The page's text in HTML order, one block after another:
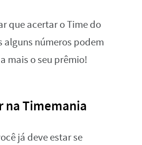
que acertar o Time do
alguns números podem
mais o seu prêmio!
na Timemania
já deve estar se